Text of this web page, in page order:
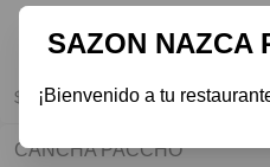
$ 3200
CANCHA PACCHO
SAZON NAZCA
¡Bienvenido a tu